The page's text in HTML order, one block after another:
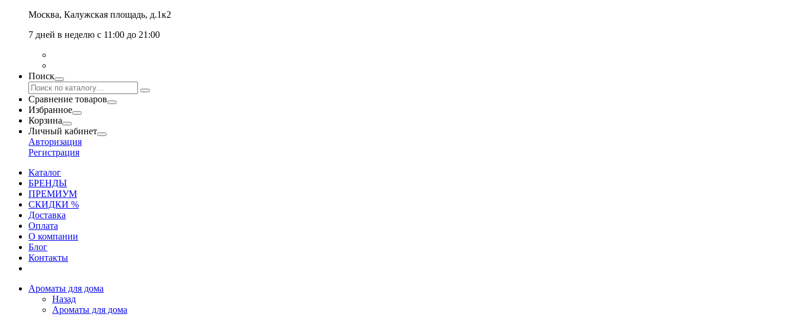
Москва, Калужская площадь, д.1к2
7 дней в неделю с 11:00 до 21:00
Поиск
Сравнение товаров
Избранное
Корзина
Личный кабинет
Авторизация
Регистрация
Каталог
БРЕНДЫ
ПРЕМИУМ
СКИДКИ %
Доставка
Оплата
О компании
Блог
Контакты
Ароматы для дома
Назад
Ароматы для дома